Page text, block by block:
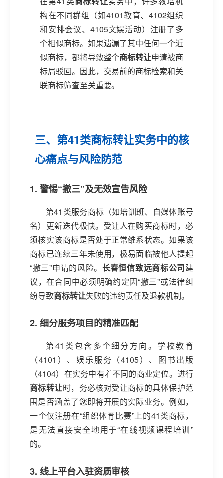
构在不同群组（如4101教育、4102组织
和安排会议、4105文娱活动）注册了多
个相似商标。如果遗漏了其中任何一个近
似商标，都将导致整个商标转让申请被商
标局驳回。因此，交易前的商标检索和关
联商标筛查至关重要。
三、第41类商标转让实务中的核
心痛点与风险防范
1. 警惕“撤三”及无效宣告风险
第41类服务商标（如培训班、自媒体账号
名）更新迭代极快。受让人在购买商标时，必
须核实该商标是否处于正常维系状态。如果该
商标已连续三年未使用，极易面临被他人提起
“撤三”申请的风险。 长春恒信致远商标公司建
议，在合同中必须明确约定因“撤三”或法律纠
纷导致商标转让失败的违约责任及退款机制。
2. 细分服务项目的精准匹配
第41类包含多个细分方向。学校教育
（4101）、娱乐服务（4105）、图书出版
（4104）在实务中有着不同的商业定位。进行
商标转让时，务必核对受让商标的具体保护范
围是否涵盖了您即将开展的实际业务。例如，
一个仅注册在“组织体育比赛”上的41类商标，
是无法直接安全地用于“在线视频课程培训”
的。
3. 线上平台入驻资质审核